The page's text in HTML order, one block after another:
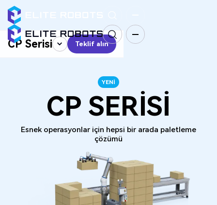
YENI
CP SERISI
Esnek operasyonlar için hepsi bir arada paletleme
çözümü
CP Serisi
Teklif alın
Teklif alın